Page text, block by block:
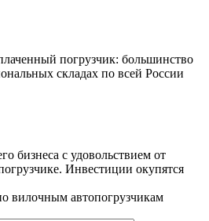
погрузчик: большинство
складах по всей России
бизнеса с удовольствием от
Инвестиции окупятся
вилочным автопогрузчикам